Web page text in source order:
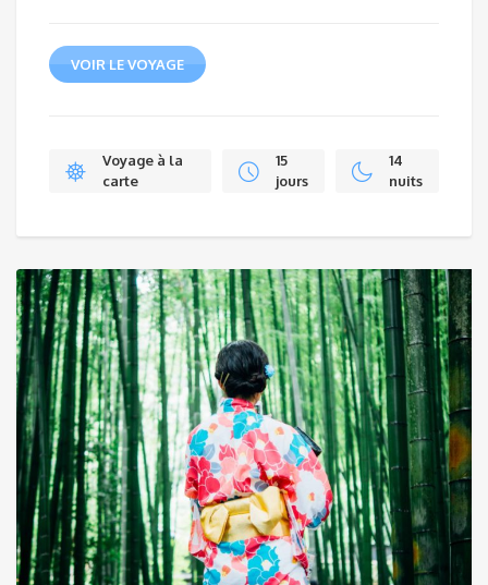
VOIR LE VOYAGE
Voyage à la
carte
15
jours
14
nuits